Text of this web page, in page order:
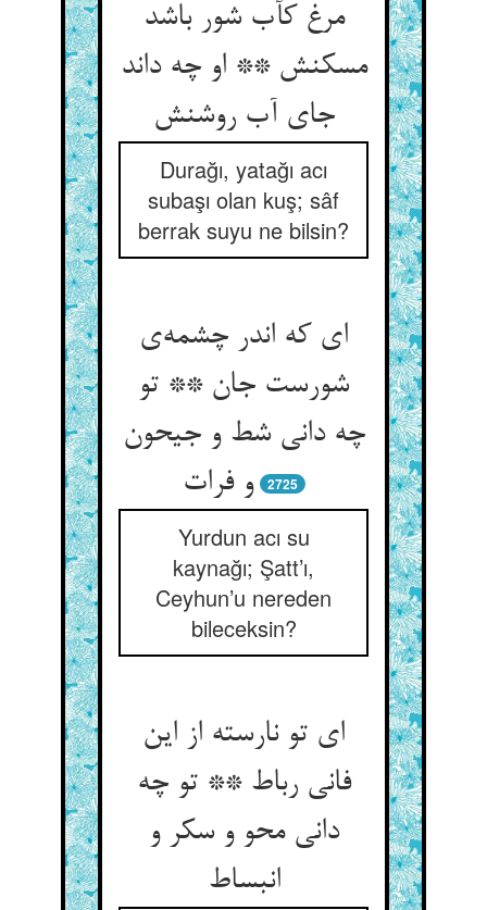
مرغ کآب شور باشد
مسکنش ** او چه داند
جای آب روشنش‌‌
Durağı, yatağı acı
subaşı olan kuş; sâf
berrak suyu ne bilsin?
ای که اندر چشمه‌ی
شورست جان ** تو
چه دانی شط و جیحون
و فرات
2725
Yurdun acı su
kaynağı; Şatt’ı,
Ceyhun’u nereden
bileceksin?
ای تو نارسته از این
فانی رباط ** تو چه
دانی محو و سکر و
انبساط